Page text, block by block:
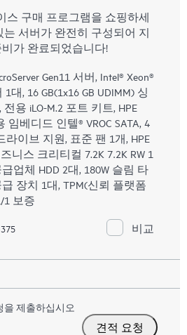
스 구매 프로그램을 쇼핑하세
는 서버가 완전히 구성되어 지
가 완료되었습니다!
Gen11 서버, Intel® Xeon®
대, 16 GB(1x16 GB UDIMM) 싱
용 iLO-M.2 포트 키트, HPE
임베디드 인텔® VROC SATA, 4
라이브 지원, 표준 팬 1개, HPE
니스 크리티컬 7.2K 7.2K RW 1
업체 HDD 2대, 180W 슬림 타
장치 1대, TPM(신뢰 플랫폼
1 보증
비교
을 제출하십시오
견적 요청